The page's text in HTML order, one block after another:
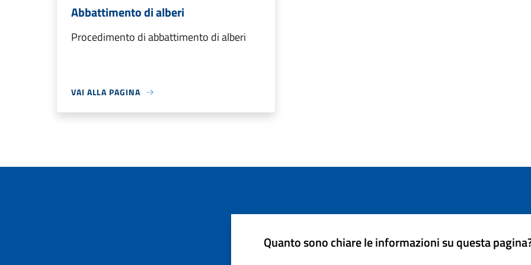
Abbattimento di alberi
Procedimento di abbattimento di alberi
VAI ALLA PAGINA
Quanto sono chiare le informazioni su questa